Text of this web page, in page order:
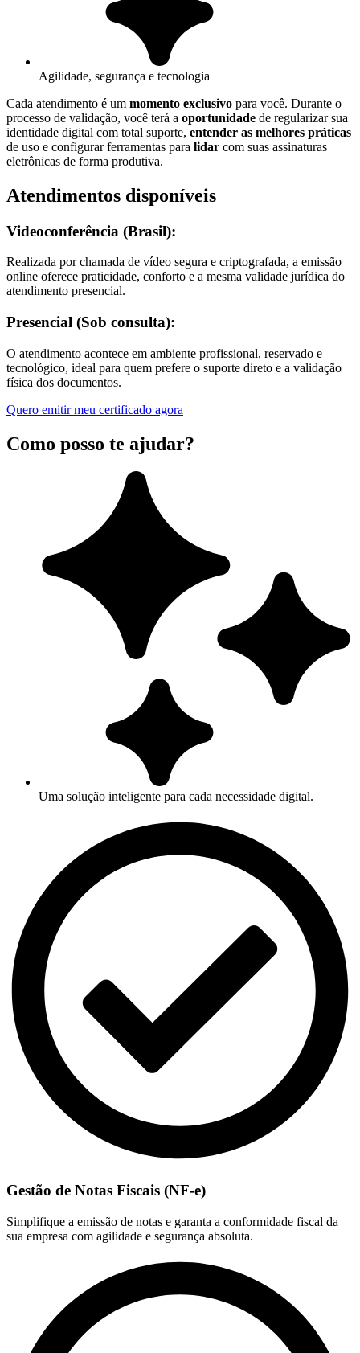
Agilidade, segurança e tecnologia
Cada atendimento é um momento exclusivo para você. Durante o
processo de validação, você terá a oportunidade de regularizar sua
identidade digital com total suporte, entender as melhores práticas
de uso e configurar ferramentas para lidar com suas assinaturas
eletrônicas de forma produtiva.
Atendimentos disponíveis
Videoconferência (Brasil):
Realizada por chamada de vídeo segura e criptografada, a emissão
online oferece praticidade, conforto e a mesma validade jurídica do
atendimento presencial.
Presencial (Sob consulta):
O atendimento acontece em ambiente profissional, reservado e
tecnológico, ideal para quem prefere o suporte direto e a validação
física dos documentos.
Quero emitir meu certificado agora
Como posso te ajudar?
Uma solução inteligente para cada necessidade digital.
Gestão de Notas Fiscais (NF-e)
Simplifique a emissão de notas e garanta a conformidade fiscal da
sua empresa com agilidade e segurança absoluta.